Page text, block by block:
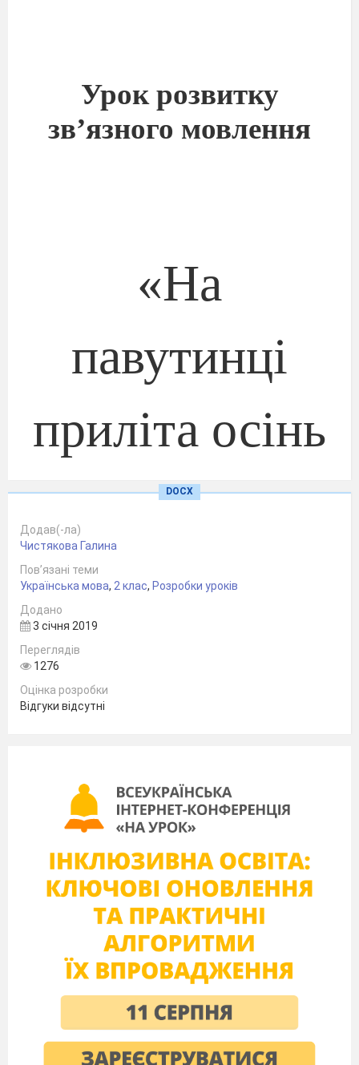
Урок розвитку
зв’язного мовлення
«На
павутинці
приліта осінь
люба, золота»
(складання казки за
опорними словами)
Підготувала
Чистякова Г.О.
Тема.Складання і запис казки за опорними
DOCX
Додав(-ла)
Чистякова Галина
Пов’язані теми
Українська мова, 2 клас, Розробки уроків
Додано
3 січня 2019
Переглядів
1276
Оцінка розробки
Відгуки відсутні